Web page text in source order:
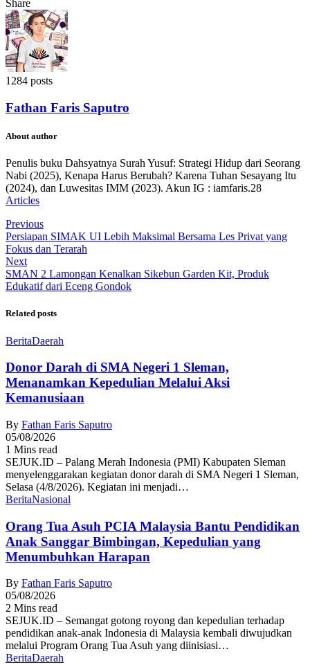
Share
1284 posts
Fathan Faris Saputro
About author
Penulis buku Dahsyatnya Surah Yusuf: Strategi Hidup dari Seorang
Nabi (2025), Kenapa Harus Berubah? Karena Tuhan Sesayang Itu
(2024), dan Luwesitas IMM (2023). Akun IG : iamfaris.28
Articles
Previous
Persiapan SIMAK UI Lebih Maksimal Bersama Les Privat yang
Fokus dan Terarah
Next
SMAN 2 Lamongan Kenalkan Sikebun Garden Kit, Produk
Edukatif dari Eceng Gondok
Related posts
BeritaDaerah
Donor Darah di SMA Negeri 1 Sleman,
Menanamkan Kepedulian Melalui Aksi
Kemanusiaan
By Fathan Faris Saputro
05/08/2026
1 Mins read
SEJUK.ID – Palang Merah Indonesia (PMI) Kabupaten Sleman
menyelenggarakan kegiatan donor darah di SMA Negeri 1 Sleman,
Selasa (4/8/2026). Kegiatan ini menjadi…
BeritaNasional
Orang Tua Asuh PCIA Malaysia Bantu Pendidikan
Anak Sanggar Bimbingan, Kepedulian yang
Menumbuhkan Harapan
By Fathan Faris Saputro
05/08/2026
2 Mins read
SEJUK.ID – Semangat gotong royong dan kepedulian terhadap
pendidikan anak-anak Indonesia di Malaysia kembali diwujudkan
melalui Program Orang Tua Asuh yang diinisiasi…
BeritaDaerah